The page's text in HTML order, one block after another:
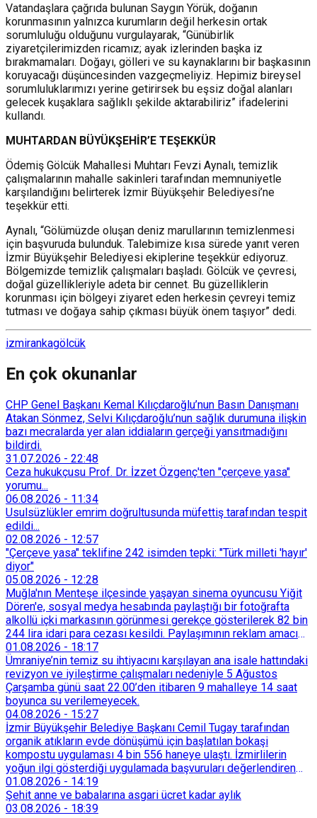
Vatandaşlara çağrıda bulunan Saygın Yörük, doğanın
korunmasının yalnızca kurumların değil herkesin ortak
sorumluluğu olduğunu vurgulayarak, “Günübirlik
ziyaretçilerimizden ricamız; ayak izlerinden başka iz
bırakmamaları. Doğayı, gölleri ve su kaynaklarını bir başkasının
koruyacağı düşüncesinden vazgeçmeliyiz. Hepimiz bireysel
sorumluluklarımızı yerine getirirsek bu eşsiz doğal alanları
gelecek kuşaklara sağlıklı şekilde aktarabiliriz” ifadelerini
kullandı.
MUHTARDAN BÜYÜKŞEHİR’E TEŞEKKÜR
Ödemiş Gölcük Mahallesi Muhtarı Fevzi Aynalı, temizlik
çalışmalarının mahalle sakinleri tarafından memnuniyetle
karşılandığını belirterek İzmir Büyükşehir Belediyesi’ne
teşekkür etti.
Aynalı, “Gölümüzde oluşan deniz marullarının temizlenmesi
için başvuruda bulunduk. Talebimize kısa sürede yanıt veren
İzmir Büyükşehir Belediyesi ekiplerine teşekkür ediyoruz.
Bölgemizde temizlik çalışmaları başladı. Gölcük ve çevresi,
doğal güzellikleriyle adeta bir cennet. Bu güzelliklerin
korunması için bölgeyi ziyaret eden herkesin çevreyi temiz
tutması ve doğaya sahip çıkması büyük önem taşıyor” dedi.
izmirankagölcük
En çok okunanlar
CHP Genel Başkanı Kemal Kılıçdaroğlu’nun Basın Danışmanı
Atakan Sönmez, Selvi Kılıçdaroğlu’nun sağlık durumuna ilişkin
bazı mecralarda yer alan iddiaların gerçeği yansıtmadığını
bildirdi.
31.07.2026 - 22:48
Ceza hukukçusu Prof. Dr. İzzet Özgenç'ten "çerçeve yasa"
yorumu...
06.08.2026 - 11:34
Usulsüzlükler emrim doğrultusunda müfettiş tarafından tespit
edildi...
02.08.2026 - 12:57
"Çerçeve yasa" teklifine 242 isimden tepki: "Türk milleti 'hayır'
diyor"
05.08.2026 - 12:28
Muğla'nın Menteşe ilçesinde yaşayan sinema oyuncusu Yiğit
Dören'e, sosyal medya hesabında paylaştığı bir fotoğrafta
alkollü içki markasının görünmesi gerekçe gösterilerek 82 bin
244 lira idari para cezası kesildi. Paylaşımının reklam amacı
taşımadığını savunan Dören, cezanın iptali için yargıya
başvurdu.
01.08.2026 - 18:17
Ümraniye’nin temiz su ihtiyacını karşılayan ana isale hattındaki
revizyon ve iyileştirme çalışmaları nedeniyle 5 Ağustos
Çarşamba günü saat 22.00’den itibaren 9 mahalleye 14 saat
boyunca su verilemeyecek.
04.08.2026 - 15:27
İzmir Büyükşehir Belediye Başkanı Cemil Tugay tarafından
organik atıkların evde dönüşümü için başlatılan bokaşi
kompostu uygulaması 4 bin 556 haneye ulaştı. İzmirlilerin
yoğun ilgi gösterdiği uygulamada başvuruları değerlendiren
Tarımsal Hizmetler Dairesi Başkanlığı, farklı ilçelerde toplam
128 bokaşi kompost eğitimi düzenleyerek İzmirlileri
sürdürülebilir atık yönetimi sistemine dahil etti.
01.08.2026 - 14:19
Şehit anne ve babalarına asgari ücret kadar aylık
03.08.2026 - 18:39